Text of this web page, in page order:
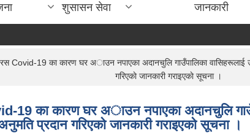
शुसासन सेवा जानकारी
Covid-19 का कारण घर अाउन नपाएका अदानचुलि गाउँपालिका वासिहरूलाई
गरिएकाे जानकारी गराइएकाे सूचना ।
19 का कारण घर अाउन नपाएका अदानचुलि
प्रदान गरिएकाे जानकारी गराइएकाे सूचना ।